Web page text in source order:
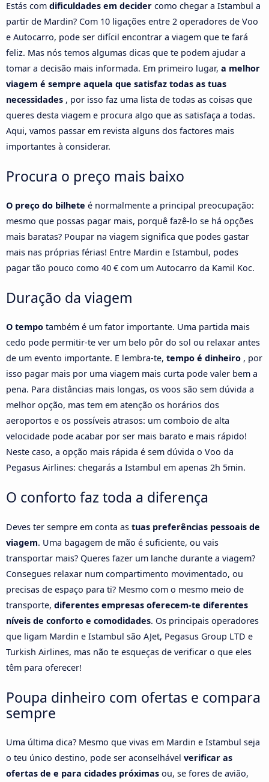
Estás com dificuldades em decider como chegar a Istambul a
partir de Mardin? Com 10 ligações entre 2 operadores de Voo
e Autocarro, pode ser difícil encontrar a viagem que te fará
feliz. Mas nós temos algumas dicas que te podem ajudar a
tomar a decisão mais informada. Em primeiro lugar, a melhor
viagem é sempre aquela que satisfaz todas as tuas
necessidades , por isso faz uma lista de todas as coisas que
queres desta viagem e procura algo que as satisfaça a todas.
Aqui, vamos passar em revista alguns dos factores mais
importantes à considerar.
Procura o preço mais baixo
O preço do bilhete é normalmente a principal preocupação:
mesmo que possas pagar mais, porquê fazê-lo se há opções
mais baratas? Poupar na viagem significa que podes gastar
mais nas próprias férias! Entre Mardin e Istambul, podes
pagar tão pouco como 40 € com um Autocarro da Kamil Koc.
Duração da viagem
O tempo também é um fator importante. Uma partida mais
cedo pode permitir-te ver um belo pôr do sol ou relaxar antes
de um evento importante. E lembra-te, tempo é dinheiro , por
isso pagar mais por uma viagem mais curta pode valer bem a
pena. Para distâncias mais longas, os voos são sem dúvida a
melhor opção, mas tem em atenção os horários dos
aeroportos e os possíveis atrasos: um comboio de alta
velocidade pode acabar por ser mais barato e mais rápido!
Neste caso, a opção mais rápida é sem dúvida o Voo da
Pegasus Airlines: chegarás a Istambul em apenas 2h 5min.
O conforto faz toda a diferença
Deves ter sempre em conta as tuas preferências pessoais de
viagem. Uma bagagem de mão é suficiente, ou vais
transportar mais? Queres fazer um lanche durante a viagem?
Consegues relaxar num compartimento movimentado, ou
precisas de espaço para ti? Mesmo com o mesmo meio de
transporte, diferentes empresas oferecem-te diferentes
níveis de conforto e comodidades. Os principais operadores
que ligam Mardin e Istambul são AJet, Pegasus Group LTD e
Turkish Airlines, mas não te esqueças de verificar o que eles
têm para oferecer!
Poupa dinheiro com ofertas e compara
sempre
Uma última dica? Mesmo que vivas em Mardin e Istambul seja
o teu único destino, pode ser aconselhável verificar as
ofertas de e para cidades próximas ou, se fores de avião,